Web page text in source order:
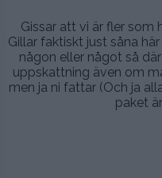
Gissar att vi är fler som
Gillar faktiskt just såna
någon eller något så
uppskattning även om
men ja ni fattar (Och ja
paket